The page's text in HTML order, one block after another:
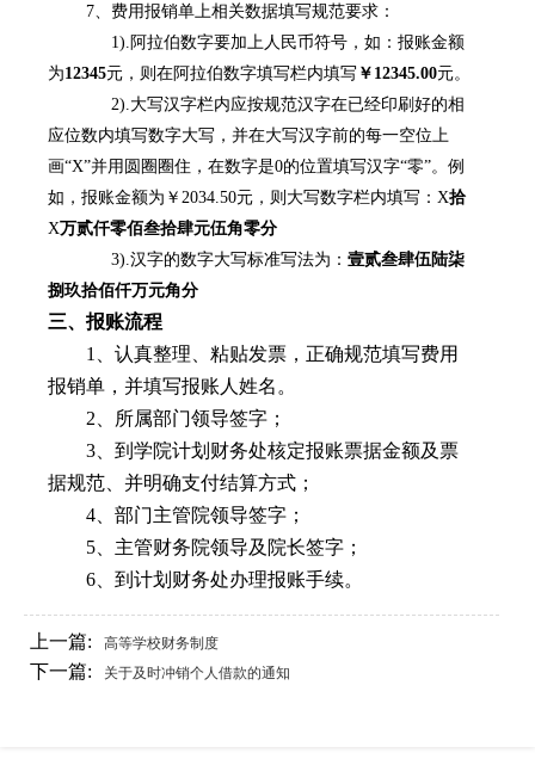
7 、费用报销单上相关数据填写规范要求：
1). 阿拉伯数字要加上人民币符号，如：报账金额
为12345元，则在阿拉伯数字填写栏内填写 ￥ 12345.00元。
2). 大写汉字栏内应按规范汉字在已经印刷好的相
应位数内填写数字大写，并在大写汉字前的每一空位上
画“X”并用圆圈圈住，在数字是0的位置填写汉字“零”。例
如，报账金额为￥ 2034.50元，则大写数字栏内填写： X拾
X万贰仟零佰叁拾肆元伍角零分
3). 汉字的数字大写标准写法为： 壹贰叁肆伍陆柒
捌玖拾佰仟万元角分
三、报账流程
1
、认真整理、粘贴发票，正确规范填写费用
报销单，并填写报账人姓名。
2 、所属部门领导签字；
3 、到学院计划财务处核定报账票据金额及票
据规范、并明确支付结算方式；
4 、部门主管院领导签字；
5 、主管财务院领导及院长签字；
6 、到计划财务处办理报账手续。
上一篇: 高等学校财务制度
下一篇: 关于及时冲销个人借款的通知